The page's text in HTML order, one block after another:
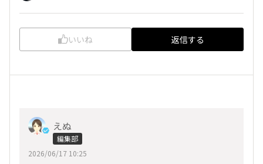
いいね 返信する
えぬ
編集部
2026/06/17 10:25